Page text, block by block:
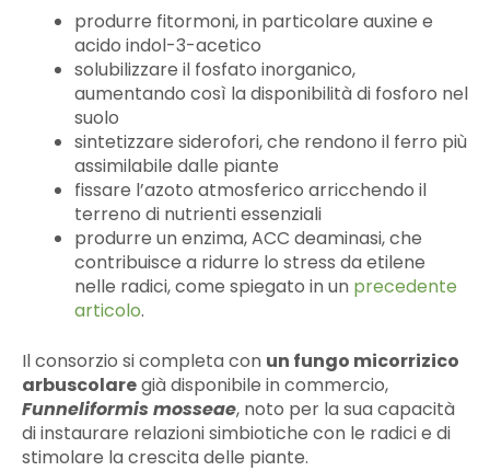
produrre fitormoni, in particolare auxine e
acido indol-3-acetico
solubilizzare il fosfato inorganico,
aumentando così la disponibilità di fosforo nel
suolo
sintetizzare siderofori, che rendono il ferro più
assimilabile dalle piante
fissare l’azoto atmosferico arricchendo il
terreno di nutrienti essenziali
produrre un enzima, ACC deaminasi, che
contribuisce a ridurre lo stress da etilene
nelle radici, come spiegato in un precedente
articolo.
Il consorzio si completa con un fungo micorrizico
arbuscolaregià disponibile in commercio,
Funneliformis mosseae, noto per la sua capacità
di instaurare relazioni simbiotiche con le radici e di
stimolare la crescita delle piante.